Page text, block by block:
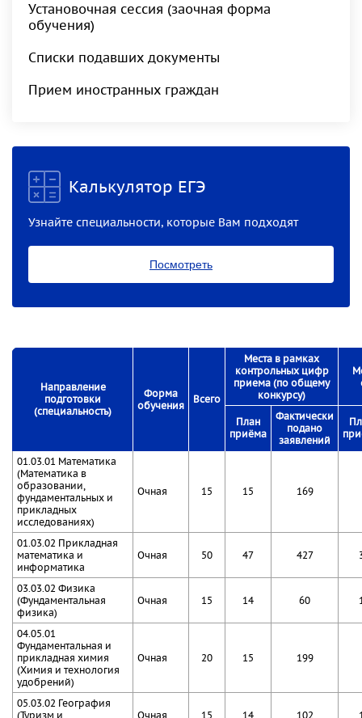
Установочная сессия (заочная форма
обучения)
Списки подавших документы
Прием иностранных граждан
Калькулятор ЕГЭ
Узнайте специальности, которые Вам подходят
Посмотреть
Направление
подготовки
(специальность)
Форма
обучения
Всего
Места в рамках
контрольных цифр
приема (по общему
конкурсу)
План
приёма
Фактически
подано
заявлений
01.03.01 Математика
(Математика в
образовании,
фундаментальных и
прикладных
исследованиях)
Очная 15 15 169
01.03.02 Прикладная
математика и
информатика
Очная 50 47 427
03.03.02 Физика
(Фундаментальная
физика)
Очная 15 14 60
04.05.01
Фундаментальная и
прикладная химия
(Химия и технология
удобрений)
Очная 20 15 199
05.03.02 География
(Туризм и
Очная 15 14 102